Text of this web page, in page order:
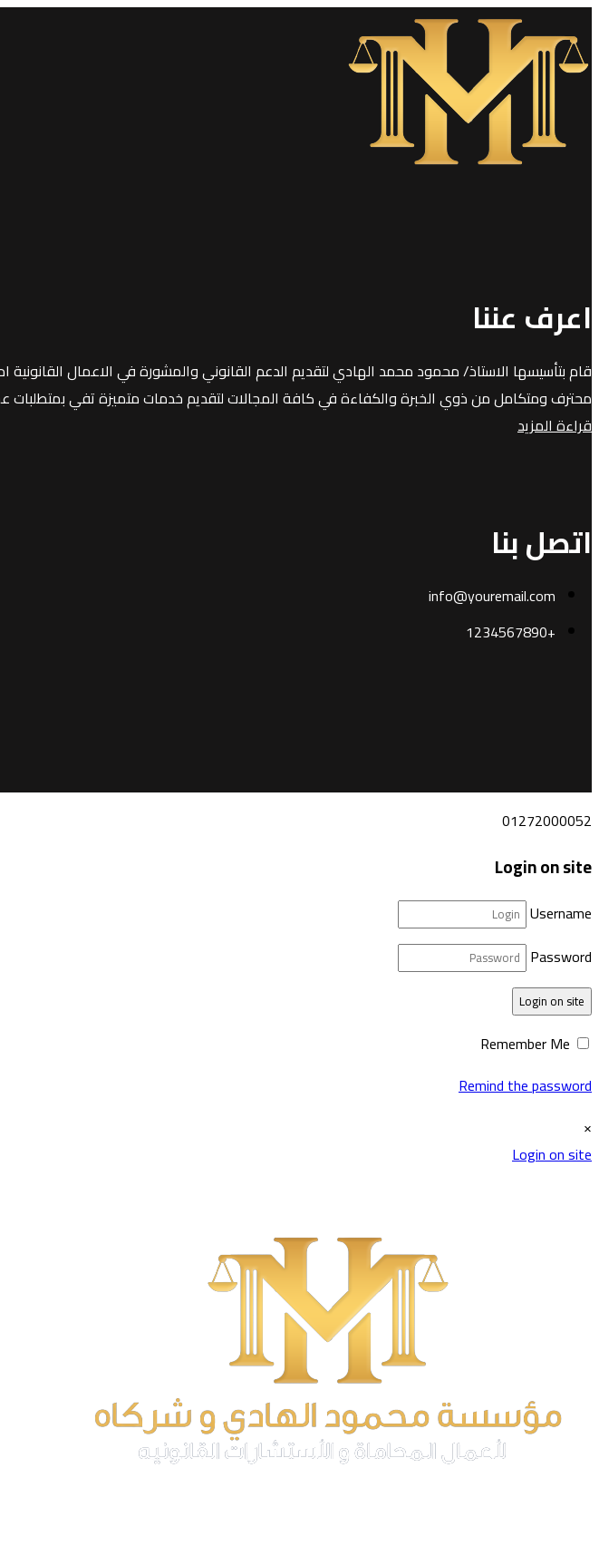
اعرف عننا
قام بتأسيسها الاستاذ/ محمود محمد الهادي لتقديم الدعم القانوني والمشورة في الاعمال
محترف ومتكامل من ذوي الخبرة والكفاءة في كافة المجالات لتقديم خدمات متميزة تفي بمتطلبات
قراءة المزيد
اتصل بنا
info@youremail.com
+1234567890
01272000052
Login on site
Username
Password
Login on site
Remind the password
×
Login on site